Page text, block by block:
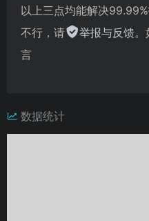
以上三点均能解决
不行，请
举报与反馈
言
数据统计